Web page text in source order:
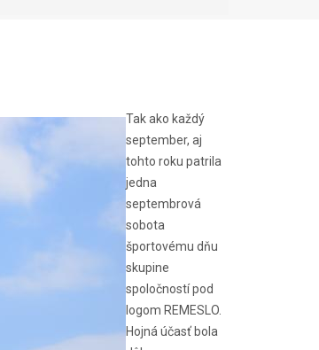
Tak ako každý
september, aj
tohto roku patrila
jedna
septembrová
sobota
športovému dňu
skupine
spoločností pod
logom REMESLO.
Hojná účasť bola